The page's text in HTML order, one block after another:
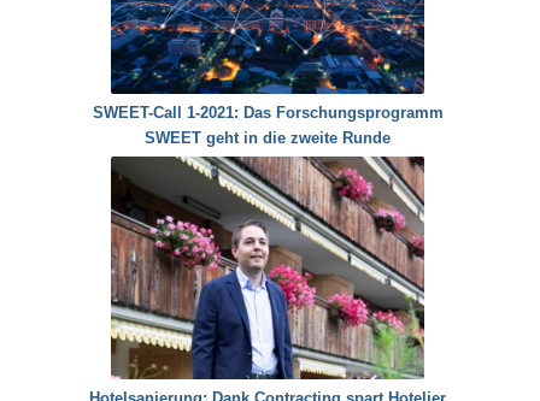
SWEET-Call 1-2021: Das Forschungsprogramm
SWEET geht in die zweite Runde